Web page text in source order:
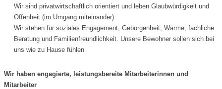
Wir sind privatwirtschaftlich orientiert und leben Glaubwürdigkeit und
Offenheit (im Umgang miteinander)
Wir stehen für soziales Engagement, Geborgenheit, Wärme, fachliche
Beratung und Familienfreundlichkeit. Unsere Bewohner sollen sich bei
uns wie zu Hause fühlen
Wir haben engagierte, leistungsbereite Mitarbeiterinnen und
Mitarbeiter